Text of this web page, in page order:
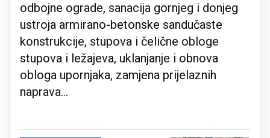
odbojne ograde, sanacija gornjeg i donjeg
ustroja armirano-betonske sandučaste
konstrukcije, stupova i čelične obloge
stupova i ležajeva, uklanjanje i obnova
obloga upornjaka, zamjena prijelaznih
naprava...